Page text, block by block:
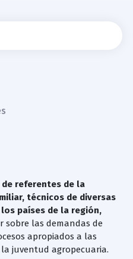
referentes de la
técnicos de diversas
países de la región,
las demandas de
apropiados a las
la juventud agropecuaria.